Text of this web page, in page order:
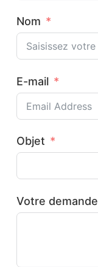
Nom
E-mail
Objet
Votre demande